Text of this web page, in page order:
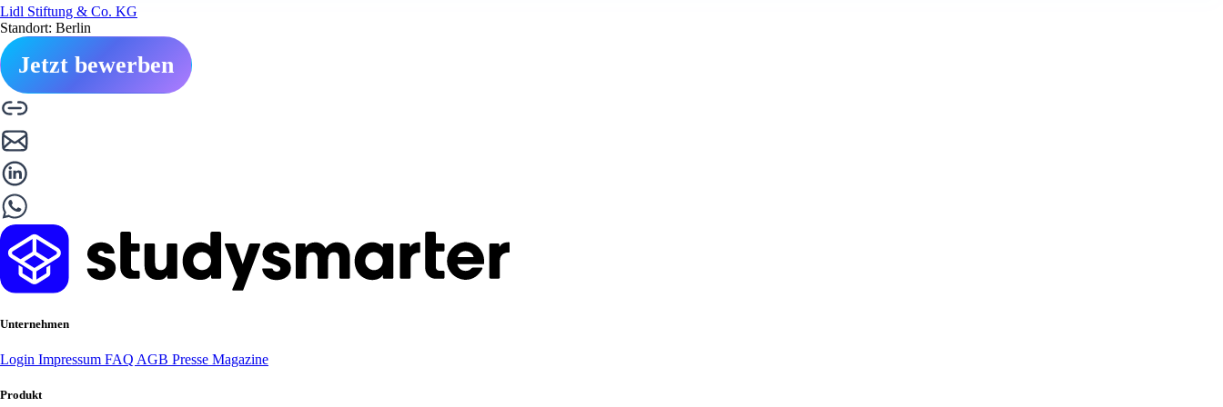
Lidl Stiftung & Co. KG
Standort: Berlin
Jetzt bewerben
Unternehmen
Login Impressum FAQ AGB Presse Magazine
Produkt